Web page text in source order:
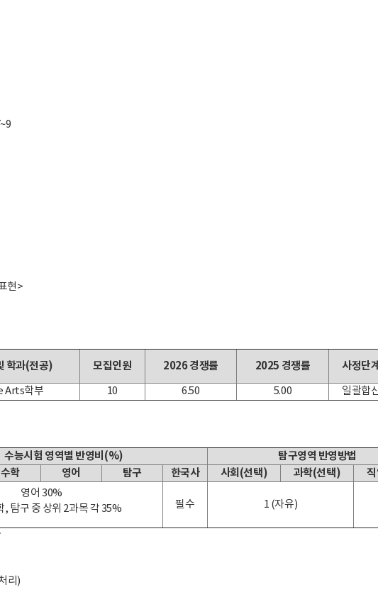
현>
학과(전공) 모집인원 2026 경쟁률 2025 경쟁률 사정단계
Arts학부 10 6.50 5.00 일괄합
수능시험 영역별 반영비(%) 탐구영역 반영방법
수학 영어 탐구 한국사 사회(선택) 과학(선택)
영어 30%
, 탐구 중 상위 2과목 각 35%
필수 1 (자유)
리)